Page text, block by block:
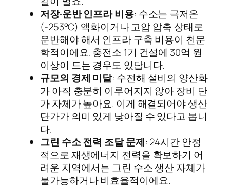
저장·운반 인프라 비용: 수소는 극저온
(-253°C) 액화이거나 고압 압축 상태로
운반해야 해서 인프라 구축 비용이 천문
학적이에요. 충전소 1기 건설에 30억 원
이상이 드는 경우도 있답니다.
규모의 경제 미달: 수전해 설비의 양산화
가 아직 충분히 이루어지지 않아 장비 단
가 자체가 높아요. 이게 해결되어야 생산
단가가 의미 있게 낮아질 수 있다고 봅니
다.
그린 수소 전력 조달 문제: 24시간 안정
적으로 재생에너지 전력을 확보하기 어
려운 지역에서는 그린 수소 생산 자체가
불가능하거나 비효율적이에요.